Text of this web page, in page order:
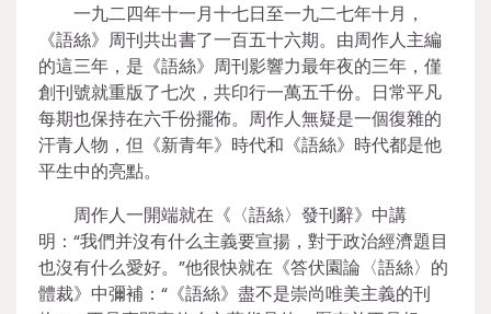
一九二四年十一月十七日至一九二七年十月，
《語絲》周刊共出書了一百五十六期。由周作人主編
的這三年，是《語絲》周刊影響力最年夜的三年，僅
創刊號就重版了七次，共印行一萬五千份。日常平凡
每期也保持在六千份擺佈。周作人無疑是一個復雜的
汗青人物，但《新青年》時代和《語絲》時代都是他
平生中的亮點。
周作人一開端就在《〈語絲〉發刊辭》中講
明：“我們并沒有什么主義要宣揚，對于政治經濟題目
也沒有什么愛好。”他很快就在《答伏園論〈語絲〉的
體裁》中彌補：“《語絲》盡不是崇尚唯美主義的刊